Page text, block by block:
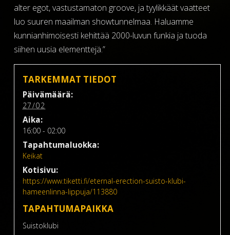
alter egot, vastustamaton groove, ja tyylikkäät vaatteet
luo suuren maailman showtunnelmaa. Haluamme
kunnianhimoisesti kehittää 2000-luvun funkia ja tuoda
siihen uusia elementtejä.”
TARKEMMAT TIEDOT
Päivämäärä:
27/02
Aika:
16:00 - 02:00
Tapahtumaluokka:
Keikat
Kotisivu:
https://www.tiketti.fi/eternal-erection-suisto-klubi-
hameenlinna-lippuja/113880
TAPAHTUMAPAIKKA
Suistoklubi